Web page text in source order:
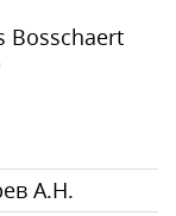
Bosschaert
А.Н.